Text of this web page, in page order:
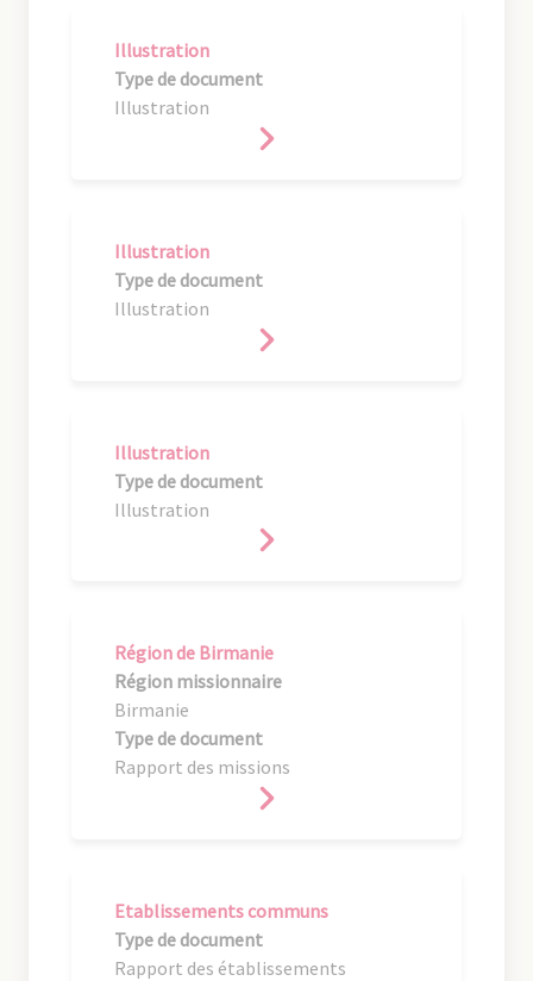
Illustration
Type de document
Illustration
Illustration
Type de document
Illustration
Illustration
Type de document
Illustration
Région de Birmanie
Région missionnaire
Birmanie
Type de document
Rapport des missions
Etablissements communs
Type de document
Rapport des établissements